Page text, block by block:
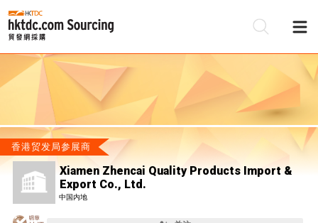
香港贸发局参展商
Xiamen Zhencai Quality Products Import &
Export Co., Ltd.
中国内地